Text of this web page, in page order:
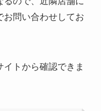
お問い合わせしてお
トから確認できま